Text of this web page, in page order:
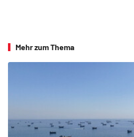
Mehr zum Thema